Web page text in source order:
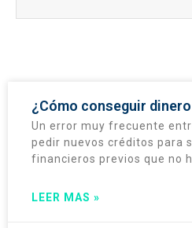
¿Cómo conseguir
Un error muy frecuente
pedir nuevos créditos para
financieros previos que no
LEER MAS »